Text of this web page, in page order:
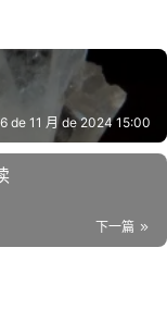
de 11 月 de 2024 15:00
下一篇